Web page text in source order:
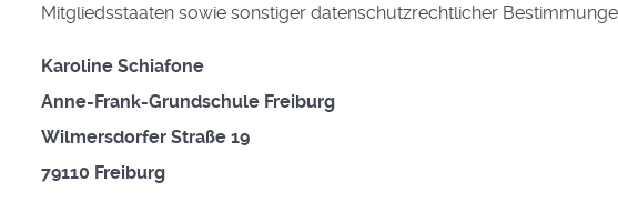
Mitgliedsstaaten sowie sonstiger datenschutzrechtlicher
Karoline Schiafone
Anne-Frank-Grundschule Freiburg
Wilmersdorfer Straße 19
79110 Freiburg